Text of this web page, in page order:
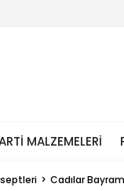
MALZEMELERI
Cadılar